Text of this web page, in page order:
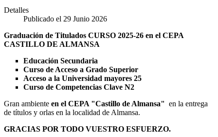
Detalles
Publicado el 29 Junio 2026
Graduación de Titulados CURSO 2025-26 en el CEPA
CASTILLO DE ALMANSA
Educación Secundaria
Curso de Acceso a Grado Superior
Acceso a la Universidad mayores 25
Curso de Competencias Clave N2
Gran ambiente en el CEPA "Castillo de Almansa" en la entrega
de títulos y orlas en la localidad de Almansa.
GRACIAS POR TODO VUESTRO ESFUERZO.